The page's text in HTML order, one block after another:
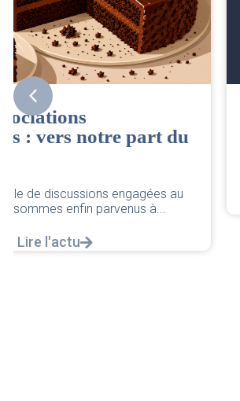
Corsair
CSE. Juillet 2026
06/08/2026 ACCÈS RESTREINT
Retrouvez le compte rendu du CSE
par votre équipe SNPNC-FO
Lire l'actu